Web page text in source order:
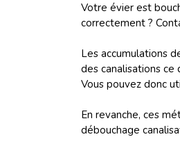
Votre évier est
correctement ?
Les accumulations
des canalisations
Vous pouvez donc
En revanche, ces
débouchage